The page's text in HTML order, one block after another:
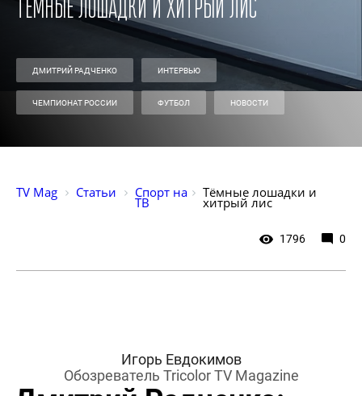
Тёмные лошадки и хитрый лис
ДМИТРИЙ РАДЧЕНКО ИНТЕРВЬЮ
ЧЕМПИОНАТ РОССИИ ФУТБОЛ НОВОСТИ
TV Mag Статьи Спорт на
ТВ
Тёмные лошадки и
хитрый лис
1796 0
Игорь Евдокимов
Обозреватель Tricolor TV Magazine